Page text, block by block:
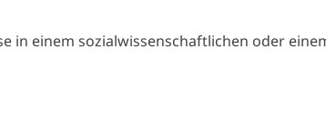
einem sozialwissenschaftlichen oder